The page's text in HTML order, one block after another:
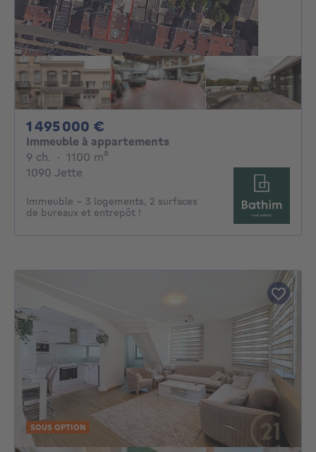
1 495 000 €
Immeuble à appartements
9 ch. 9 chambres
· 1100 m²
1090 Jette
Immeuble - 3 logements, 2 surfaces
de bureaux et entrepôt !
SOUS OPTION